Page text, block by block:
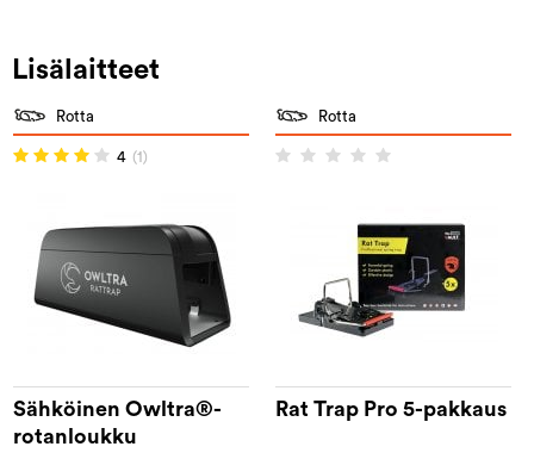
Lisälaitteet
Rotta
4 (1)
Sähköinen Owltra®-
rotanloukku
Rotta
Rat Trap Pro 5-pakkaus